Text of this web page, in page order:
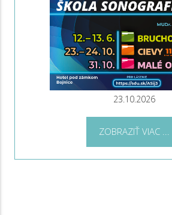
23.10.2026
ZOBRAZIŤ VIAC ...